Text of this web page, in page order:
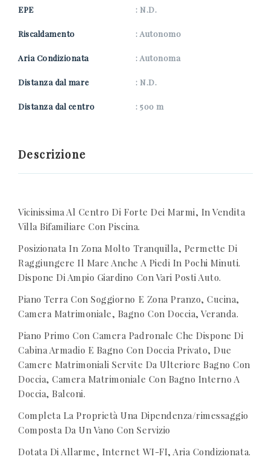
EPE : N.D.
Riscaldamento : Autonomo
Aria Condizionata : Autonoma
Distanza dal mare : N.D.
Distanza dal centro : 500 m
Descrizione
Vicinissima Al Centro Di Forte Dei Marmi, In Vendita
Villa Bifamiliare Con Piscina.
Posizionata In Zona Molto Tranquilla, Permette Di
Raggiungere Il Mare Anche A Piedi In Pochi Minuti.
Dispone Di Ampio Giardino Con Vari Posti Auto.
Piano Terra Con Soggiorno E Zona Pranzo, Cucina,
Camera Matrimoniale, Bagno Con Doccia, Veranda.
Piano Primo Con Camera Padronale Che Dispone Di
Cabina Armadio E Bagno Con Doccia Privato, Due
Camere Matrimoniali Servite Da Ulteriore Bagno Con
Doccia, Camera Matrimoniale Con Bagno Interno A
Doccia, Balconi.
Completa La Proprietà Una Dipendenza/rimessaggio
Composta Da Un Vano Con Servizio
Dotata Di Allarme, Internet WI-FI, Aria Condizionata.